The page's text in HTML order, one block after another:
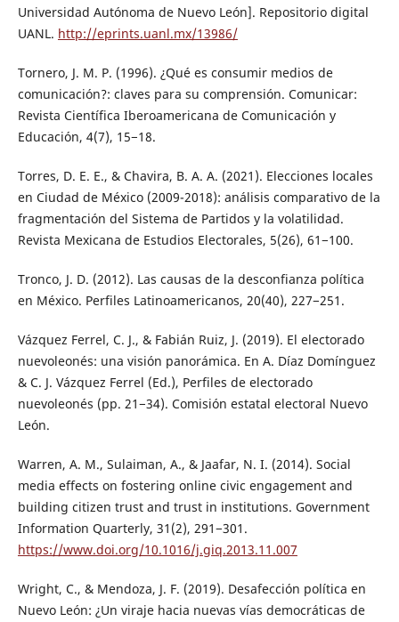
Universidad Autónoma de Nuevo León]. Repositorio digital
UANL. http://eprints.uanl.mx/13986/
Tornero, J. M. P. (1996). ¿Qué es consumir medios de
comunicación?: claves para su comprensión. Comunicar:
Revista Científica Iberoamericana de Comunicación y
Educación, 4(7), 15−18.
Torres, D. E. E., & Chavira, B. A. A. (2021). Elecciones locales
en Ciudad de México (2009-2018): análisis comparativo de la
fragmentación del Sistema de Partidos y la volatilidad.
Revista Mexicana de Estudios Electorales, 5(26), 61−100.
Tronco, J. D. (2012). Las causas de la desconfianza política
en México. Perfiles Latinoamericanos, 20(40), 227−251.
Vázquez Ferrel, C. J., & Fabián Ruiz, J. (2019). El electorado
nuevoleonés: una visión panorámica. En A. Díaz Domínguez
& C. J. Vázquez Ferrel (Ed.), Perfiles de electorado
nuevoleonés (pp. 21−34). Comisión estatal electoral Nuevo
León.
Warren, A. M., Sulaiman, A., & Jaafar, N. I. (2014). Social
media effects on fostering online civic engagement and
building citizen trust and trust in institutions. Government
Information Quarterly, 31(2), 291−301.
https://www.doi.org/10.1016/j.giq.2013.11.007
Wright, C., & Mendoza, J. F. (2019). Desafección política en
Nuevo León: ¿Un viraje hacia nuevas vías democráticas de